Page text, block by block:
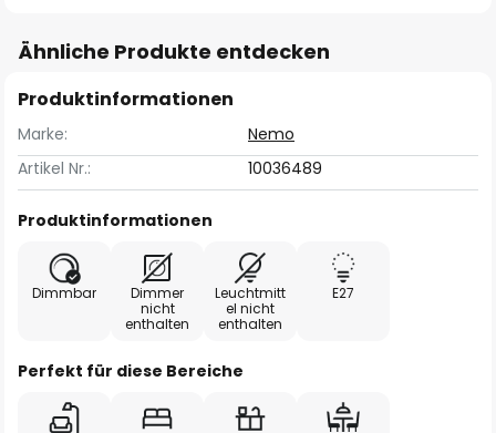
Ähnliche Produkte entdecken
Produktinformationen
Marke:
Nemo
Artikel Nr.:
10036489
Produktinformationen
Dimmbar
Dimmer
nicht
enthalten
Leuchtmitt
el nicht
enthalten
E27
Perfekt für diese Bereiche